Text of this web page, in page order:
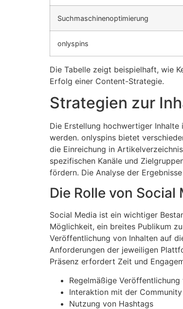
Suchmaschinenoptimierung
onlyspins
Die Tabelle zeigt beispielhaft, wie
Erfolg einer Content-Strategie.
Strategien zur
Die Erstellung hochwertiger
werden. onlyspins bietet
die Einreichung in
spezifischen Kanäle und
fördern. Die Analyse der
Die Rolle von
Social Media ist ein wichtiger
Möglichkeit, ein breites Publikum
Veröffentlichung von Inhalten auf
Anforderungen der jeweiligen
Präsenz erfordert Zeit und
Regelmäßige
Interaktion mit der Community
Nutzung von Hashtags